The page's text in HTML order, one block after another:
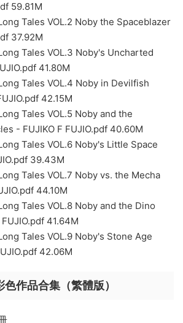
59.81M
Tales VOL.2 Noby the Spaceblazer
37.92M
Tales VOL.3 Noby's Uncharted
41.80M
Tales VOL.4 Noby in Devilfish
42.15M
Tales VOL.5 Noby and the
- FUJIKO F FUJIO.pdf 40.60M
Tales VOL.6 Noby's Little Space
39.43M
Tales VOL.7 Noby vs. the Mecha
44.10M
Tales VOL.8 Noby and the Dino
41.64M
Tales VOL.9 Noby's Stone Age
42.06M
作品合集（繁體版）